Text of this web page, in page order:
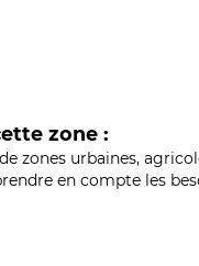
zone :
zones urbaines,
en compte les